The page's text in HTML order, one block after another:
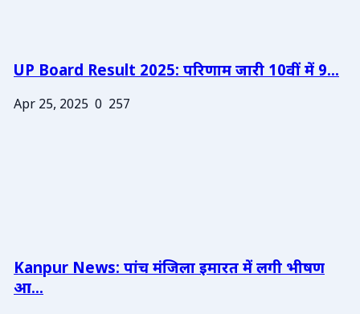
UP Board Result 2025: परिणाम जारी 10वीं में 9...
Apr 25, 2025 0 257
Kanpur News: पांच मंजिला इमारत में लगी भीषण
आ...